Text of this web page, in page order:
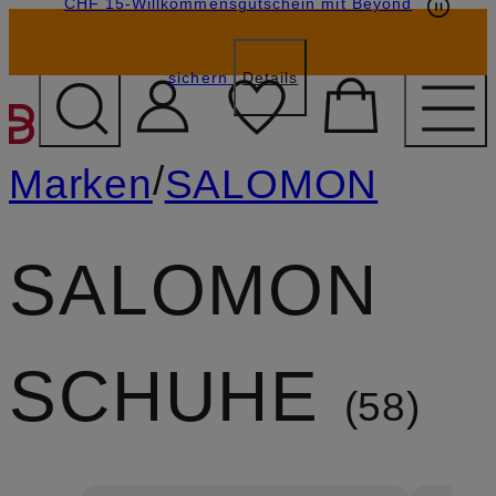
ZUM HAUPTINHALT
sichern Details
Marken/SALOMON
SALOMON
SCHUHE
58